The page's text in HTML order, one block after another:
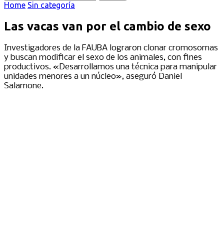
Home Sin categoría
Las vacas van por el cambio de sexo
Investigadores de la FAUBA lograron clonar cromosomas
y buscan modificar el sexo de los animales, con fines
productivos. «Desarrollamos una técnica para manipular
unidades menores a un núcleo», aseguró Daniel
Salamone.